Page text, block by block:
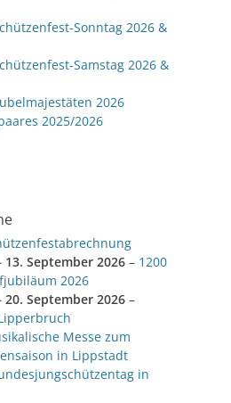
Sonntag 2026 &
Samstag 2026 &
2026
2025/2026
13. September 2026 – 1200
2026
20. September 2026 –
Messe zum
in Lippstadt
in